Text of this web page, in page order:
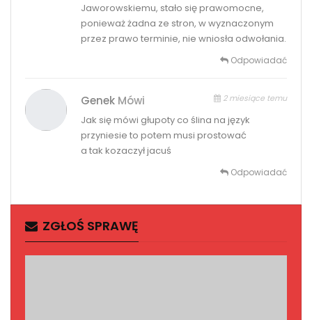
Jaworowskiemu, stało się prawomocne,
ponieważ żadna ze stron, w wyznaczonym
przez prawo terminie, nie wniosła odwołania.
Odpowiadać
Genek Mówi 2 miesiące temu
Jak się mówi głupoty co ślina na język
przyniesie to potem musi prostować
a tak kozaczył jacuś
Odpowiadać
ZGŁOŚ SPRAWĘ